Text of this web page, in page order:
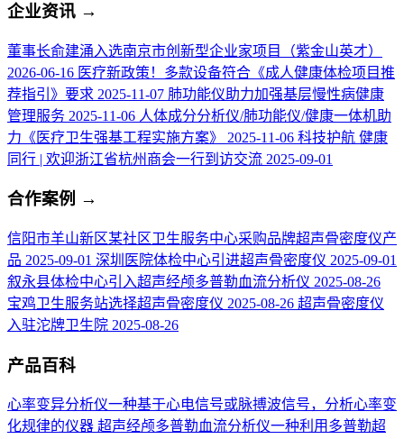
企业资讯 →
董事长俞建涌入选南京市创新型企业家项目（紫金山英才）
2026-06-16 医疗新政策！多款设备符合《成人健康体检项目推
荐指引》要求 2025-11-07 肺功能仪助力加强基层慢性病健康
管理服务 2025-11-06 人体成分分析仪/肺功能仪/健康一体机助
力《医疗卫生强基工程实施方案》
2025-11-06 科技护航 健康
同行 | 欢迎浙江省杭州商会一行到访交流 2025-09-01
合作案例 →
信阳市羊山新区某社区卫生服务中心采购品牌超声骨密度仪产
品 2025-09-01 深圳医院体检中心引进超声骨密度仪 2025-09-01
叙永县体检中心引入超声经颅多普勒血流分析仪 2025-08-26
宝鸡卫生服务站选择超声骨密度仪 2025-08-26 超声骨密度仪
入驻沱牌卫生院 2025-08-26
产品百科
心率变异分析仪一种基于心电信号或脉搏波信号，分析心率变
化规律的仪器 超声经颅多普勒血流分析仪一种利用多普勒超